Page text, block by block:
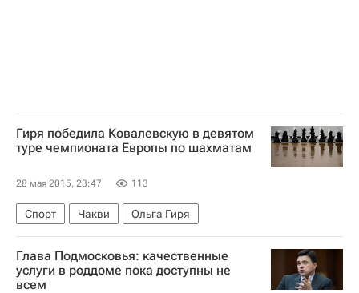
Гиря победила Ковалевскую в девятом
туре чемпионата Европы по шахматам
28 мая 2015, 23:47 113
Спорт Чакви Ольга Гиря
Глава Подмосковья: качественные
услуги в роддоме пока доступны не
всем